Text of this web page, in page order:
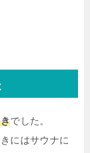
でした。
にはサウナに